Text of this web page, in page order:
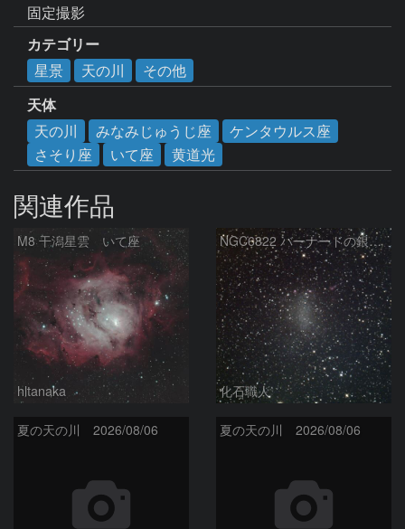
固定撮影
カテゴリー
星景
天の川
その他
天体
天の川
みなみじゅうじ座
ケンタウルス座
さそり座
いて座 黄道光
関連作品
M8 干潟星雲 いて座
hltanaka
NGC6822 バーナードの銀河 いて座
化石職人
夏の天の川 2026/08/06 夏の天の川 2026/08/06